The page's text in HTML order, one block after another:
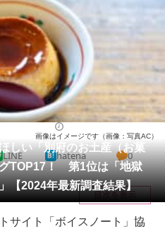
ニュース
クイズ
地域
教育・育児
リサーチ
しい「別府のお土産（お菓
TOP17！ 第1位は「地獄
【2024年最新調査結果】
画像はイメージです（画像：写真AC）
LINE hatena 0
目次を表示
サイト「ボイスノート」協